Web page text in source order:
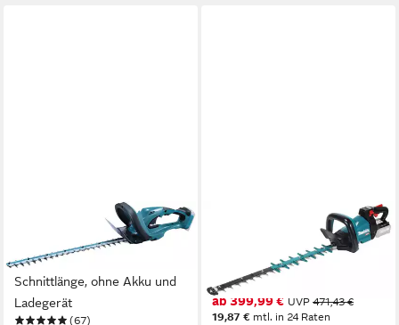
Akku-Heckenschere
DUH523Z, 52 cm
Schnittlänge, ohne Akku und
Ladegerät
(67)
Akku-Heckenschere
UH004GZ, ohne Akku und
Ladegerät
ab 399,99 € UVP 471,43 €
19,87 € mtl. in 24 Raten